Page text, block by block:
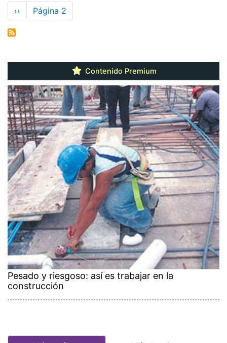
Paginación
Página
anterior
‹‹ Página 2
Contenido Premium
Pesado y riesgoso: así es trabajar en la
construcción